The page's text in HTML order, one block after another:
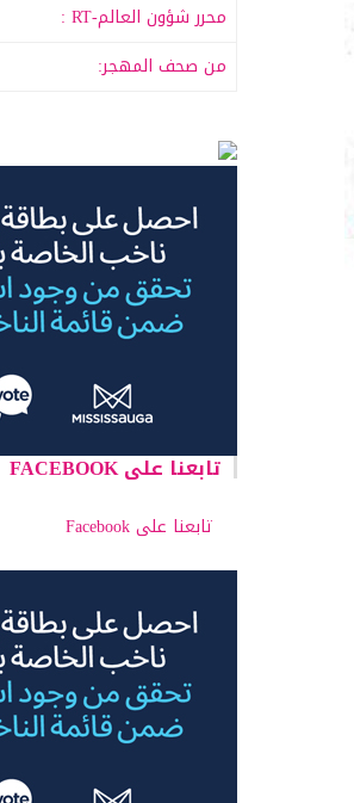
محرر شؤون العالم-RT :
من صحف المهجر:
تابعنا على FACEBOOK
تابعنا على Facebook